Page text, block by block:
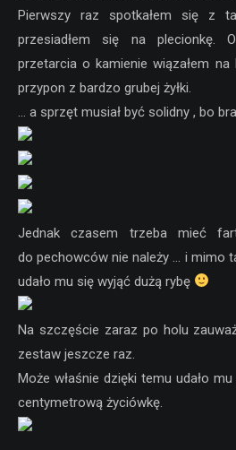
Pierwszy raz spotkałem się z
przesiadłem się na plecionkę.
przetarcia o kamienie wiązałem na
przypon z bardzo grubej żyłki.
… a sprzęt musiał być solidny , bo
Jednak czasem trzeba mieć
do pechowców nie należy … i mimo
udało mu się wyjąć dużą rybę
Na szczęście zaraz po holu
zestaw jeszcze raz.
Może właśnie dzięki temu udało
centymetrową życiówkę.